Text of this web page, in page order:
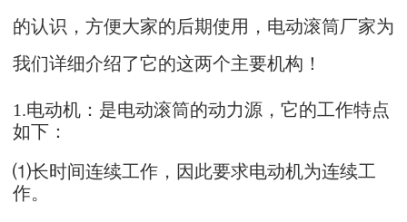
的认识，方便大家的后期使用，电动滚筒厂家为
我们详细介绍了它的这两个主要机构！
1.电动机：是电动滚筒的动力源，它的工作特点
如下：
⑴长时间连续工作，因此要求电动机为连续工
作。